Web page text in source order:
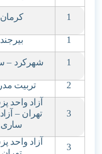
1 کرمان
1
بیرجند
1 شهرکرد –
2
تربیت
3
آزاد واحد
تهران –
ساری
3
آزاد واحد